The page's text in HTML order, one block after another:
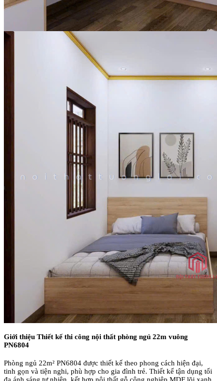
Giới thiệu Thiết kế thi công nội thất phòng ngủ 22m vuông
PN6804
Phòng ngủ 22m² PN6804 được thiết kế theo phong cách hiện đại,
tinh gọn và tiện nghi, phù hợp cho gia đình trẻ. Thiết kế tận dụng tối
đa ánh sáng tự nhiên, kết hợp nội thất gỗ công nghiệp MDF lõi xanh